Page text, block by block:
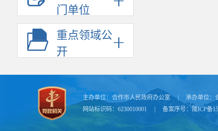
门单位
重点领域公
开
主办单位： 合作市人民政府办公室 承办单位：
网站标识码：6230010001
备案序号：陇ICP备